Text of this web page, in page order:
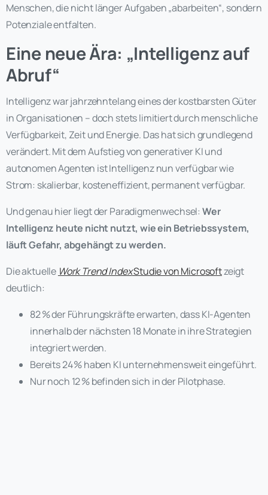
Menschen, die nicht länger Aufgaben „abarbeiten“, sondern
Potenziale entfalten.
Eine neue Ära: „Intelligenz auf
Abruf“
Intelligenz war jahrzehntelang eines der kostbarsten Güter
in Organisationen – doch stets limitiert durch menschliche
Verfügbarkeit, Zeit und Energie. Das hat sich grundlegend
verändert. Mit dem Aufstieg von generativer KI und
autonomen Agenten ist Intelligenz nun verfügbar wie
Strom: skalierbar, kosteneffizient, permanent verfügbar.
Und genau hier liegt der Paradigmenwechsel: Wer
Intelligenz heute nicht nutzt, wie ein Betriebssystem,
läuft Gefahr, abgehängt zu werden.
Die aktuelle Work Trend IndexStudie von Microsoftzeigt
deutlich:
82 % der Führungskräfte erwarten, dass KI-Agenten
innerhalb der nächsten 18 Monate in ihre Strategien
integriert werden.
Bereits 24 % haben KI unternehmensweit eingeführt.
Nur noch 12 % befinden sich in der Pilotphase.